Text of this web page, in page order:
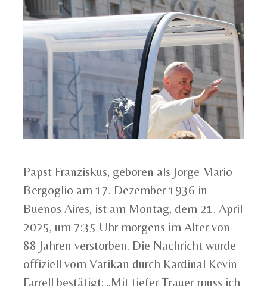
Papst Franziskus, geboren als Jorge Mario
Bergoglio am 17. Dezember 1936 in
Buenos Aires, ist am Montag, dem 21. April
2025, um 7:35 Uhr morgens im Alter von
88 Jahren verstorben. Die Nachricht wurde
offiziell vom Vatikan durch Kardinal Kevin
Farrell bestätigt: „Mit tiefer Trauer muss ich